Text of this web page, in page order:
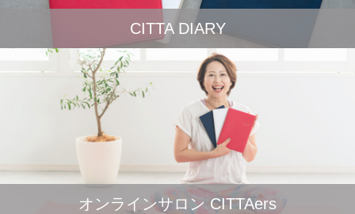
CITTA DIARY
オンラインサロン CITTAers